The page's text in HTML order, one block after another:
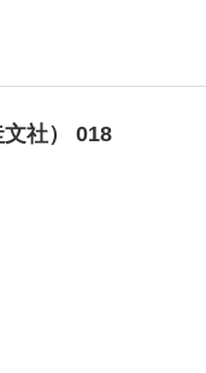
社） 018